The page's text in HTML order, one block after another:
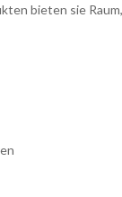
bieten sie